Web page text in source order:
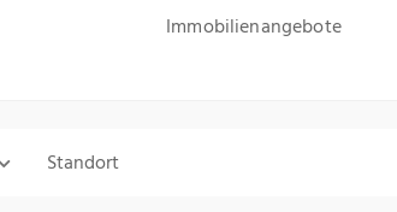
Immobilienangebote
Standort